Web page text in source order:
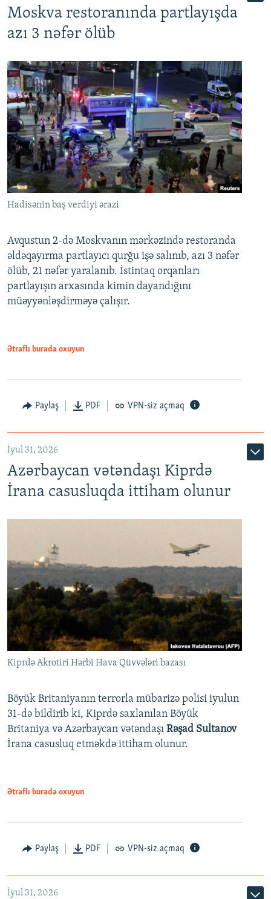
Moskva restoranında partlayışda
azı 3 nəfər ölüb
Hadisənin baş verdiyi ərazi
Avqustun 2-də Moskvanın mərkəzində restoranda
əldəqayırma partlayıcı qurğu işə salınıb, azı 3 nəfər
ölüb, 21 nəfər yaralanıb. İstintaq orqanları
partlayışın arxasında kimin dayandığını
müəyyənləşdirməyə çalışır.
Ətraflı burada oxuyun
Paylaş PDF VPN-siz açmaq
İyul 31, 2026
Azərbaycan vətəndaşı Kiprdə
İrana casusluqda ittiham olunur
Kiprdə Akrotiri Hərbi Hava Qüvvələri bazası
Böyük Britaniyanın terrorla mübarizə polisi iyulun
31-də bildirib ki, Kiprdə saxlanılan Böyük
Britaniya və Azərbaycan vətəndaşı Rəşad Sultanov
İrana casusluq etməkdə ittiham olunur.
Ətraflı burada oxuyun
Paylaş PDF VPN-siz açmaq
İyul 31, 2026